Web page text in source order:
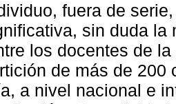
fuera de
sin duda la
los docentes de
de más de 200
a nivel nacional e